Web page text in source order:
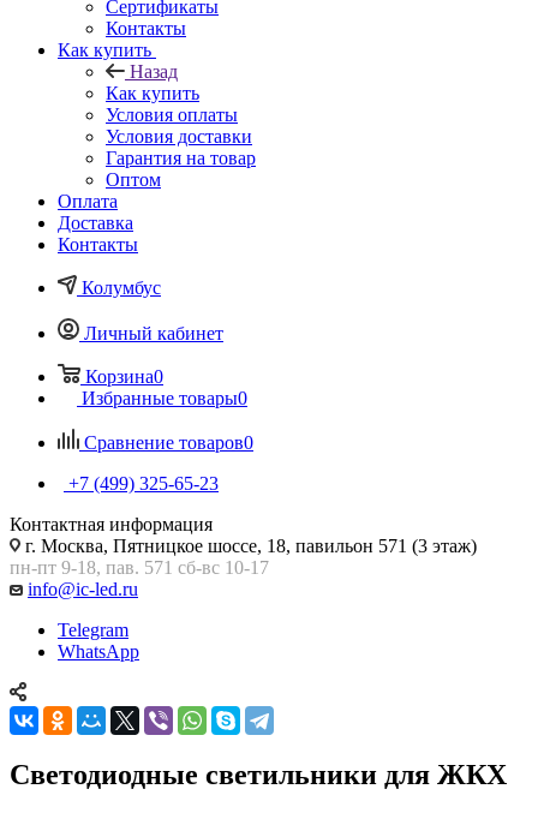
Сертификаты
Контакты
Как купить
Назад
Как купить
Условия оплаты
Условия доставки
Гарантия на товар
Оптом
Оплата
Доставка
Контакты
Колумбус
Личный кабинет
Корзина0
Избранные товары0
Сравнение товаров0
+7 (499) 325-65-23
Контактная информация
г. Москва, Пятницкое шоссе, 18, павильон 571 (3 этаж)
пн-пт 9-18, пав. 571 сб-вс 10-17
info@ic-led.ru
Telegram
WhatsApp
Светодиодные светильники для ЖКХ